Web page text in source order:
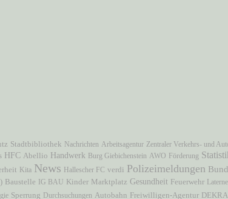
Stadtbibliothek Nachrichten Arbeitsagentur Zentraler Verkehrs- und
HFC Abellio Handwerk Burg Giebichenstein AWO Förderung
Kita News Hallescher FC verdi Polizeimeldungen
Baustelle IG BAU Kinder Marktplatz Gesundheit Feuerwehr
Sperrung Durchsuchungen Autobahn Freiwilligen-Agentur DEKRA